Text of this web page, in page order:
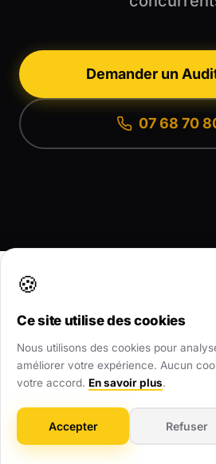
Demander un
07 68 70
Nous contacter
AWL.
🍪
Ce site utilise des cookies
Nous utilisons des cookies pour
améliorer votre expérience. Aucun
votre accord. En savoir plus.
Accepter Refuser